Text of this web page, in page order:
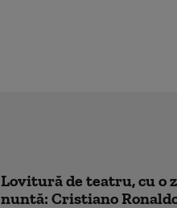
Lovitură de teatru, cu o
nuntă: Cristiano